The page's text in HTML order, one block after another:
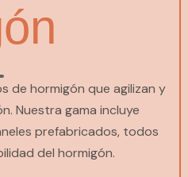
de hormigón que agilizan y
Nuestra gama incluye
prefabricados, todos
del hormigón.